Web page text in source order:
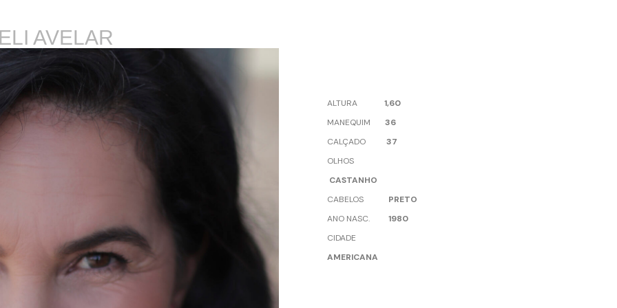
AVELAR
ALTURA 1,60
MANEQUIM
36
CALÇADO 37
OLHOS
CASTANHO
CABELOS PRETO
ANO NASC. 1980
CIDADE
AMERICANA